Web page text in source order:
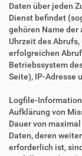
Daten über jeden
Dienst befindet
gehören Name der
Uhrzeit des
erfolgreichen
Betriebssystem
Seite), IP-Adresse
Logfile-
Aufklärung von
Dauer von
Daten, deren
erforderlich ist,